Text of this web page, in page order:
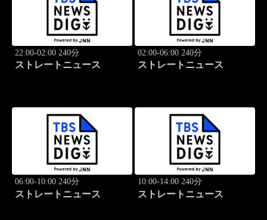
22:00-02:00 240分
ストレートニュース
02:00-06:00 240分
ストレートニュース
06:00-10:00 240分
ストレートニュース
10:00-14:00 240分
ストレートニュース